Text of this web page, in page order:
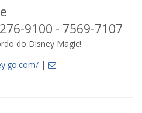
9100 - 7569-7107
do Disney Magic!
|